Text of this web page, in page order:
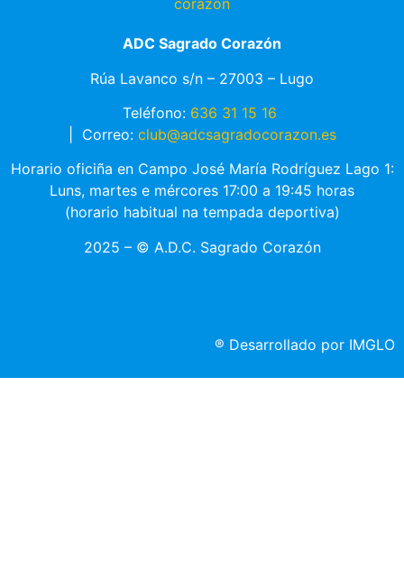
ADC Sagrado Corazón
Rúa Lavanco s/n – 27003 – Lugo
Teléfono: 636 31 15 16
Correo: club@adcsagradocorazon.es
Horario oficiña en Campo José María Rodríguez Lago 1:
Luns, martes e mércores 17:00 a 19:45 horas
(horario habitual na tempada deportiva)
2025 – © A.D.C. Sagrado Corazón
® Desarrollado por IMGLO